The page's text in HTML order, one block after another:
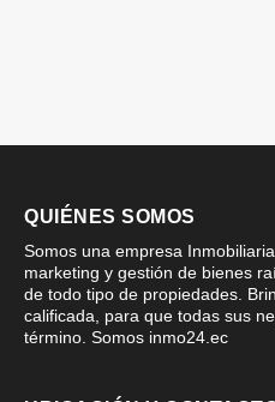
QUIÉNES SOMOS
Somos una empresa
marketing y gestión de bienes
de todo tipo de propiedades.
calificada, para que todas sus
término. Somos inmo24.ec